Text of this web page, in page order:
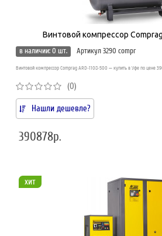
Винтовой компрессор
в наличии: 0 шт.
Артикул 3290 compr
Винтовой компрессор Comprag ARD-1108-500 — купить в Уфе по цене
(0)
Нашли дешевле?
390878р.
хит